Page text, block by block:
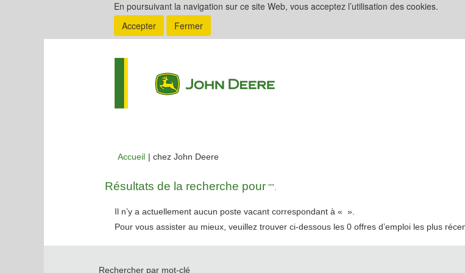
En poursuivant la navigation sur ce site Web, vous acceptez l’utilisation des cookies.
Accepter
Fermer
Accueil | chez John Deere(page
Résultats de la recherche pour "".
Il n’y a actuellement aucun poste vacant correspondant à « ».
Pour vous assister au mieux, veuillez trouver ci-dessous les 0 offres d’emploi les plus
Rechercher par mot-clé